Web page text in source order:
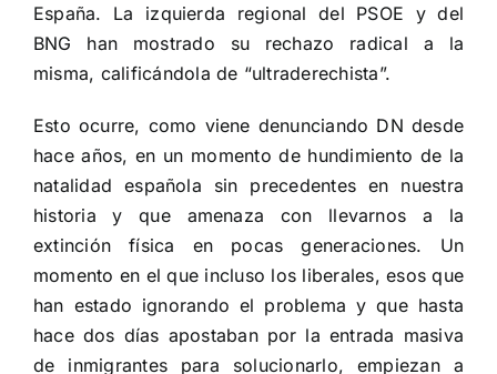
España. La izquierda regional del PSOE y del
BNG han mostrado su rechazo radical a la
misma, calificándola de “ultraderechista”.
Esto ocurre, como viene denunciando DN desde
hace años, en un momento de hundimiento de la
natalidad española sin precedentes en nuestra
historia y que amenaza con llevarnos a la
extinción física en pocas generaciones. Un
momento en el que incluso los liberales, esos que
han estado ignorando el problema y que hasta
hace dos días apostaban por la entrada masiva
de inmigrantes para solucionarlo, empiezan a